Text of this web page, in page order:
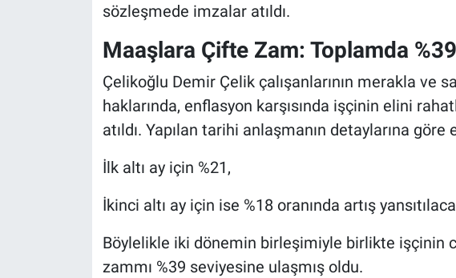
sözleşmede imzalar atıldı.
Maaşlara Çifte Zam: Toplamda
Çelikoğlu Demir Çelik çalışanlarının merakla ve
haklarında, enflasyon karşısında işçinin elini
atıldı. Yapılan tarihi anlaşmanın detaylarına
İlk altı ay için %21,
İkinci altı ay için ise %18 oranında artış
Böylelikle iki dönemin birleşimiyle birlikte işçinin
zammı %39 seviyesine ulaşmış oldu.